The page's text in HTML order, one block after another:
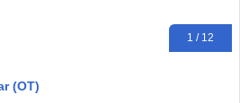
1 / 12
(OT)